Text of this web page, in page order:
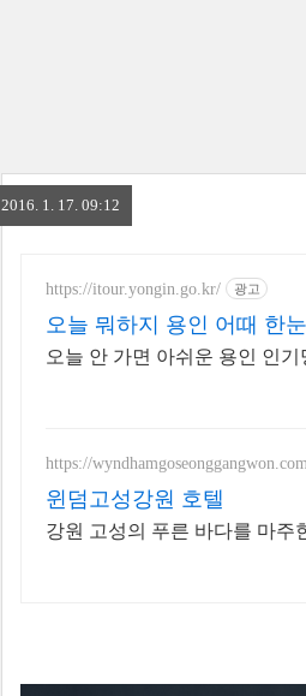
2016. 1. 17. 09:12
https://itour.yongin.go.kr/ 광고
오늘 뭐하지 용인 어때 한
오늘 안 가면 아쉬운 용인 인
https://wyndhamgoseonggangwon.com
윈덤고성강원 호텔
강원 고성의 푸른 바다를 마주